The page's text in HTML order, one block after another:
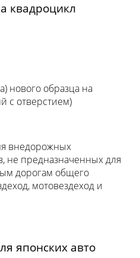
квадроцикл
внедорожных
не предназначенных для
дорогам общего
мотовездеход и
японских авто